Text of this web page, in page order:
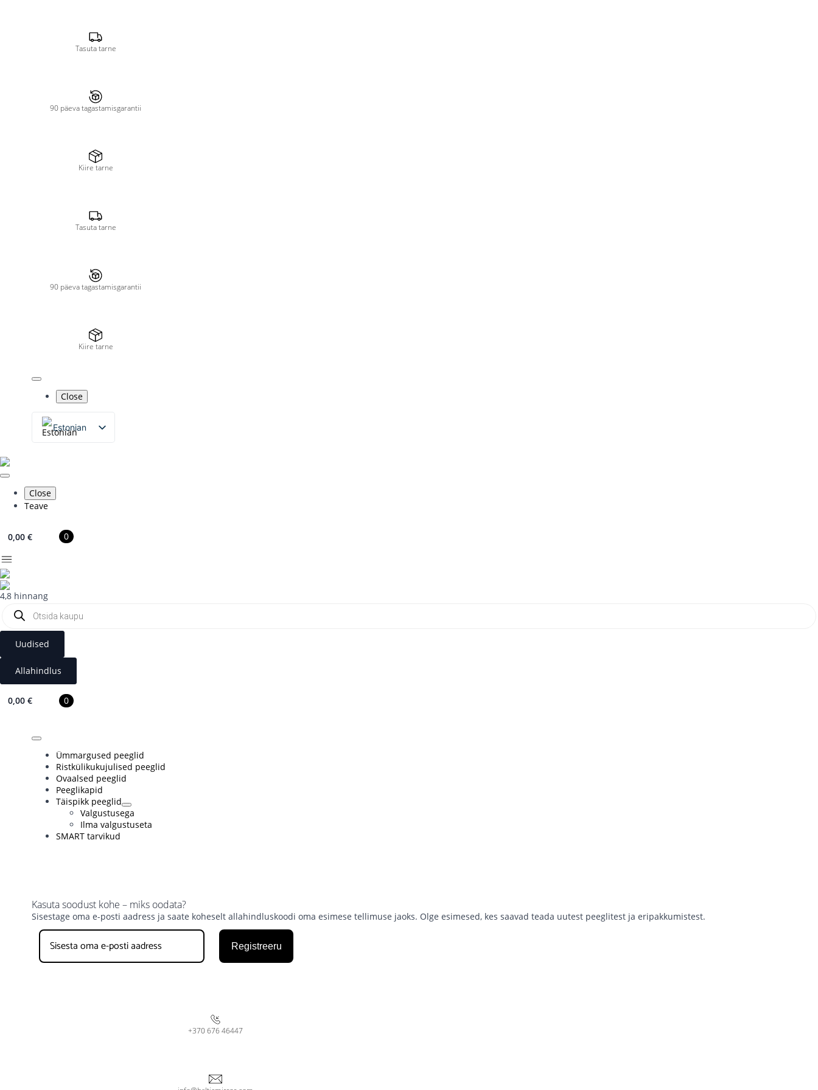
Tasuta tarne
90 päeva tagastamisgarantii
Kiire tarne
Tasuta tarne
90 päeva tagastamisgarantii
Kiire tarne
Close
Estonian
Close
Teave
0,00 € 0
4,8 hinnang
search
Uudised
Allahindlus
0,00 € 0
Ümmargused peeglid
Ristkülikukujulised peeglid
Ovaalsed peeglid
Peeglikapid
Täispikk peeglid
Valgustusega
Ilma valgustuseta
SMART tarvikud
Kasuta soodust kohe – miks oodata?
Sisestage oma e-posti aadress ja saate koheselt allahindluskoodi oma esimese tellimuse jaoks. Olge esimesed, kes saavad teada uutest peeglitest ja eripakkumistest.
Registreeru
+370 676 46447